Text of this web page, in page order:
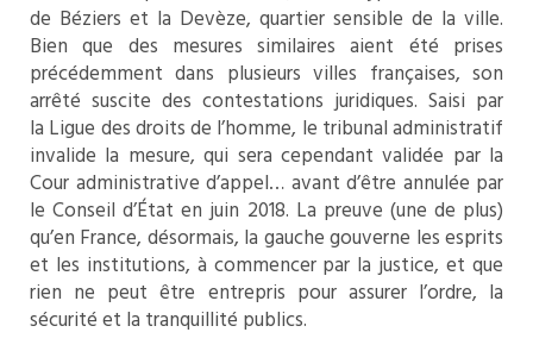
de Béziers et la Devèze, quartier sensible de la ville.
Bien que des mesures similaires aient été prises
précédemment dans plusieurs villes françaises, son
arrêté suscite des contestations juridiques. Saisi par
la Ligue des droits de l’homme, le tribunal administratif
invalide la mesure, qui sera cependant validée par la
Cour administrative d’appel… avant d’être annulée par
le Conseil d’État en juin 2018. La preuve (une de plus)
qu’en France, désormais, la gauche gouverne les esprits
et les institutions, à commencer par la justice, et que
rien ne peut être entrepris pour assurer l’ordre, la
sécurité et la tranquillité publics.